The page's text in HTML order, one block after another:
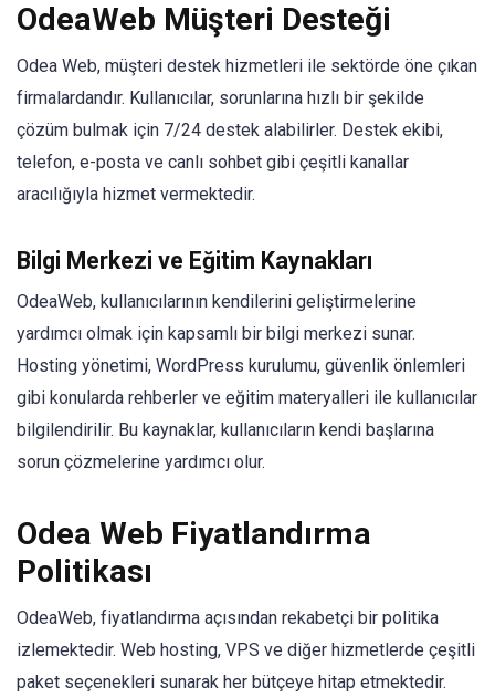
OdeaWeb Müşteri Desteği
Odea Web, müşteri destek hizmetleri ile sektörde öne çıkan
firmalardandır. Kullanıcılar, sorunlarına hızlı bir şekilde
çözüm bulmak için 7/24 destek alabilirler. Destek ekibi,
telefon, e-posta ve canlı sohbet gibi çeşitli kanallar
aracılığıyla hizmet vermektedir.
Bilgi Merkezi ve Eğitim Kaynakları
OdeaWeb, kullanıcılarının kendilerini geliştirmelerine
yardımcı olmak için kapsamlı bir bilgi merkezi sunar.
Hosting yönetimi, WordPress kurulumu, güvenlik önlemleri
gibi konularda rehberler ve eğitim materyalleri ile kullanıcılar
bilgilendirilir. Bu kaynaklar, kullanıcıların kendi başlarına
sorun çözmelerine yardımcı olur.
Odea Web Fiyatlandırma
Politikası
OdeaWeb, fiyatlandırma açısından rekabetçi bir politika
izlemektedir. Web hosting, VPS ve diğer hizmetlerde çeşitli
paket seçenekleri sunarak her bütçeye hitap etmektedir.